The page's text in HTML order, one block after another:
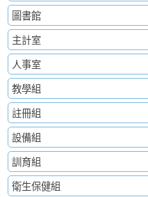
圖書館
主計室
人事室
教學組
註冊組
設備組
訓育組
衛生保健組